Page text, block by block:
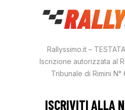
Rallyssimo.it –
Iscrizione autorizzata al
Tribunale di Rimini N°
ISCRIVITI ALLA